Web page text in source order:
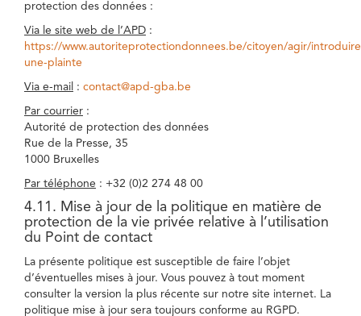
protection des données :
Via le site web de l’APD :
https://www.autoriteprotectiondonnees.be/citoyen/agir/
une-plainte
Via e-mail : contact@apd-gba.be
Par courrier :
Autorité de protection des données
Rue de la Presse, 35
1000 Bruxelles
Par téléphone : +32 (0)2 274 48 00
4.11. Mise à jour de la politique en matière de
protection de la vie privée relative à l’utilisation
du Point de contact
La présente politique est susceptible de faire l’objet
d’éventuelles mises à jour. Vous pouvez à tout moment
consulter la version la plus récente sur notre site internet. La
politique mise à jour sera toujours conforme au RGPD.